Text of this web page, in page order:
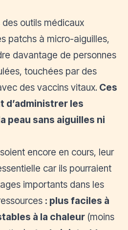
outils médicaux
patchs à micro-aiguilles,
davantage de personnes
touchées par des
des vaccins vitaux. Ces
les
peau sans aiguilles ni
encore en cours, leur
car ils pourraient
importants dans les
: plus faciles à
à la chaleur (moins